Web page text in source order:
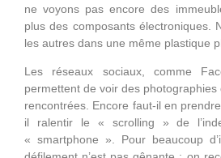
ne voyons pas encore des
plus des composants électroniques.
les autres dans une même plastique
Les réseaux sociaux, comme
permettent de voir des photographies
rencontrées. Encore faut-il en
il ralentir le « scrolling » de
« smartphone ». Pour beaucoup